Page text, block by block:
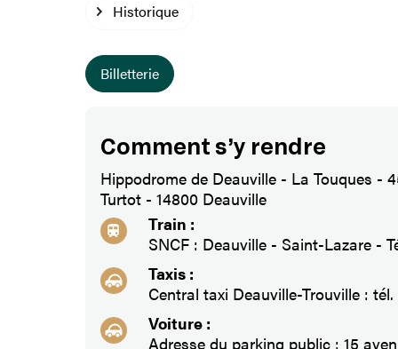
Historique
Billetterie
Comment s’y rendre
Hippodrome de Deauville - La Touques -
Turtot - 14800 Deauville
Train :
SNCF : Deauville - Saint-Lazare -
Taxis :
Central taxi Deauville-Trouville :
Voiture :
Adresse du parking public : 15